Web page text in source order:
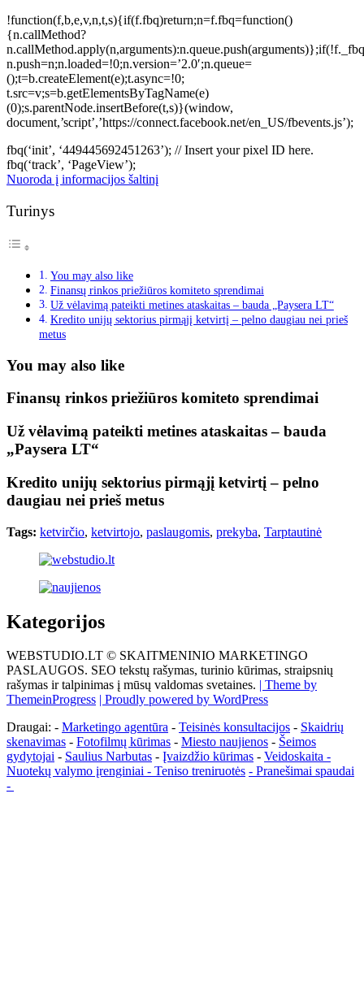
!function(f,b,e,v,n,t,s){if(f.fbq)return;n=f.fbq=function()
{n.callMethod?
n.push=n;n.loaded=!0;n.version=’2.0′;n.queue=
();t=b.createElement(e);t.async=!0;
t.src=v;s=b.getElementsByTagName(e)
(0);s.parentNode.insertBefore(t,s)}(window,
document,’script’,’https://connect.facebook.net/en_US/fbevents.js’);
fbq(‘init’, ‘449445692451263’); // Insert your pixel ID here.
fbq(‘track’, ‘PageView’);
Nuoroda į informacijos šaltinį
Turinys
You may also like
Finansų rinkos priežiūros komiteto sprendimai
Už vėlavimą pateikti metines ataskaitas – bauda „Paysera LT“
Kredito unijų sektorius pirmąjį ketvirtį – pelno daugiau nei prieš
metus
You may also like
Finansų rinkos priežiūros komiteto sprendimai
Už vėlavimą pateikti metines ataskaitas – bauda
„Paysera LT“
Kredito unijų sektorius pirmąjį ketvirtį – pelno
daugiau nei prieš metus
Tags: ketvirčio, ketvirtojo, paslaugomis, prekyba, Tarptautinė
Kategorijos
WEBSTUDIO.LT © SKAITMENINIO MARKETINGO
PASLAUGOS. SEO tekstų rašymas, turinio kūrimas, straipsnių
rašymas ir talpinimas į mūsų valdomas svetaines. | Theme by
ThemeinProgress | Proudly powered by WordPress
Draugai: - Marketingo agentūra - Teisinės konsultacijos - Skaidrių
skenavimas - Fotofilmų kūrimas - Miesto naujienos - Šeimos
gydytojai - Saulius Narbutas - Įvaizdžio kūrimas - Veidoskaita -
Nuotekų valymo įrenginiai - Teniso treniruotės - Pranešimai spaudai
-